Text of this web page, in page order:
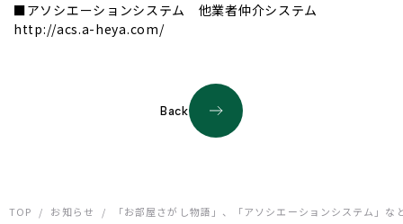
■アソシエーションシステム 他業者仲介システム
http://acs.a-heya.com/
Back
TOP / お知らせ / 「お部屋さがし物語」、「アソシエーションシステム」